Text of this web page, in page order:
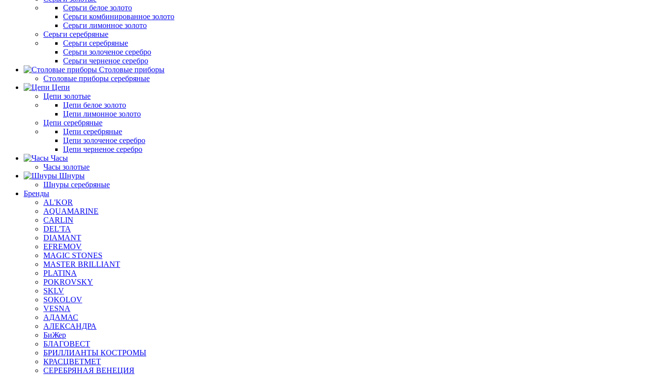
Серьги белое золото
Серьги комбинированное золото
Серьги лимонное золото
Серьги серебряные
Серьги серебряные
Серьги золоченое серебро
Серьги черненое серебро
Столовые приборы
Столовые приборы серебряные
Цепи
Цепи золотые
Цепи белое золото
Цепи лимонное золото
Цепи серебряные
Цепи серебряные
Цепи золоченое серебро
Цепи черненое серебро
Часы
Часы золотые
Шнуры
Шнуры серебряные
Бренды
AL'KOR
AQUAMARINE
CARLIN
DEL'TA
DIAMANT
EFREMOV
MAGIC STONES
MASTER BRILLIANT
PLATINA
POKROVSKY
SKLV
SOKOLOV
VESNA
АДАМАС
АЛЕКСАНДРА
БиЖер
БЛАГОВЕСТ
БРИЛЛИАНТЫ КОСТРОМЫ
КРАСЦВЕТМЕТ
СЕРЕБРЯНАЯ ВЕНЕЦИЯ